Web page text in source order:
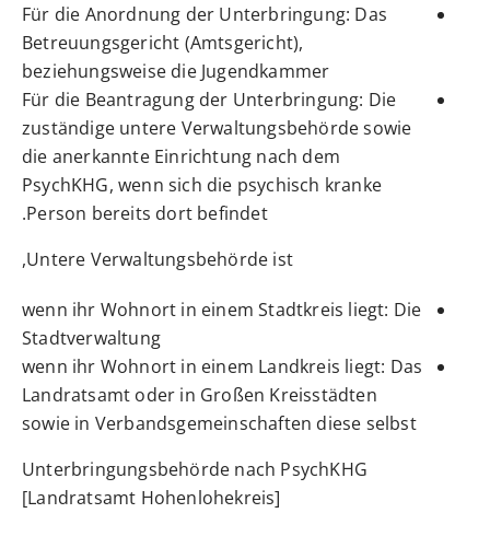
Für die Anordnung der Unterbringung: Das
Betreuungsgericht (Amtsgericht),
beziehungsweise die Jugendkammer
Für die Beantragung der Unterbringung: Die
zuständige untere Verwaltungsbehörde sowie
die anerkannte Einrichtung nach dem
PsychKHG, wenn sich die psychisch kranke
Person bereits dort befindet.
Untere Verwaltungsbehörde ist,
wenn ihr Wohnort in einem Stadtkreis liegt: Die
Stadtverwaltung
wenn ihr Wohnort in einem Landkreis liegt: Das
Landratsamt oder in Großen Kreisstädten
sowie in Verbandsgemeinschaften diese selbst
Unterbringungsbehörde nach PsychKHG
[Landratsamt Hohenlohekreis]